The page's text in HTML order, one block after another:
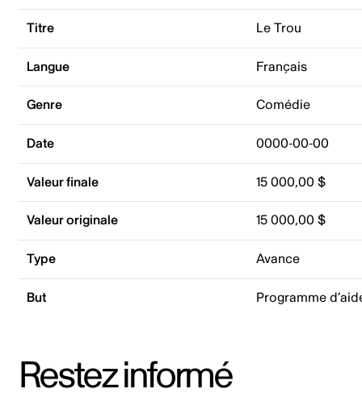
Titre Le Trou
Langue Français
Genre Comédie
Date 0000-00-00
Valeur finale 15 000,00 $
Valeur originale 15 000,00 $
Type Avance
But Programme
Restez informé